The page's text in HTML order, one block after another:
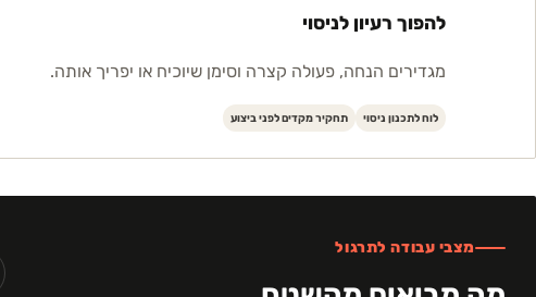
להפוך רעיון לניסוי
מגדירים הנחה, פעולה קצרה וסימן שיוכיח או יפריך אותה.
לוח לתכנון ניסוי תחקיר מקדים לפני ביצוע
מצבי עבודה לתרגול